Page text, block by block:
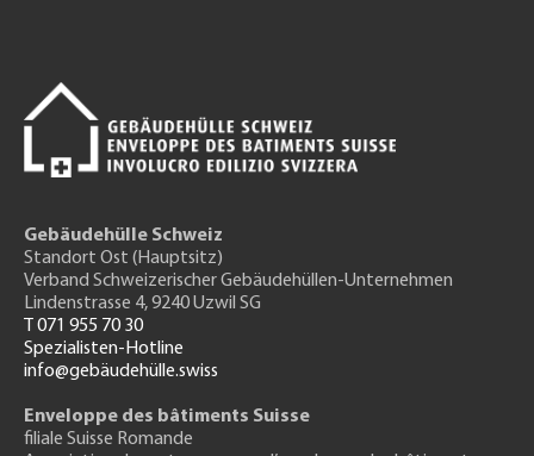
Gebäudehülle Schweiz
Standort Ost (Hauptsitz)
Verband Schweizerischer Gebäudehüllen-Unternehmen
Lindenstrasse 4, 9240 Uzwil SG
T 071 955 70 30
Spezialisten-Hotline
info@gebäudehülle.swiss
Enveloppe des bâtiments Suisse
filiale Suisse Romande